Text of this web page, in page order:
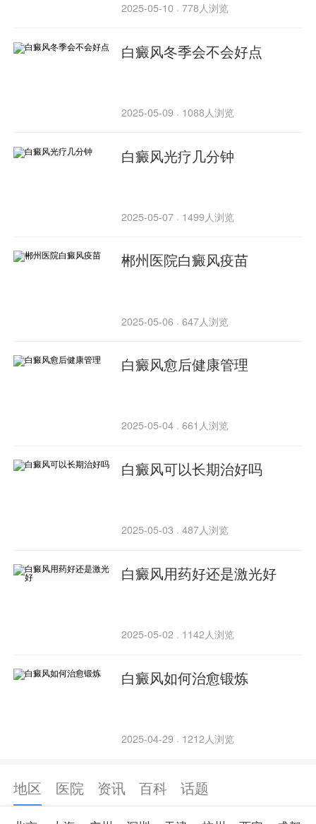
2025-05-10 · 778人浏览
白癜风冬季会不会好点
2025-05-09 · 1088人浏览
白癜风光疗几分钟
2025-05-07 · 1499人浏览
郴州医院白癜风疫苗
2025-05-06 · 647人浏览
白癜风愈后健康管理
2025-05-04 · 661人浏览
白癜风可以长期治好吗
2025-05-03 · 487人浏览
白癜风用药好还是激光好
2025-05-02 · 1142人浏览
白癜风如何治愈锻炼
2025-04-29 · 1212人浏览
地区 医院 资讯 百科 话题